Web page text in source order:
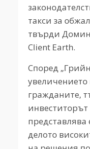
такси за
твърди
Client Earth.
Според
увеличението
гражданите,
делото